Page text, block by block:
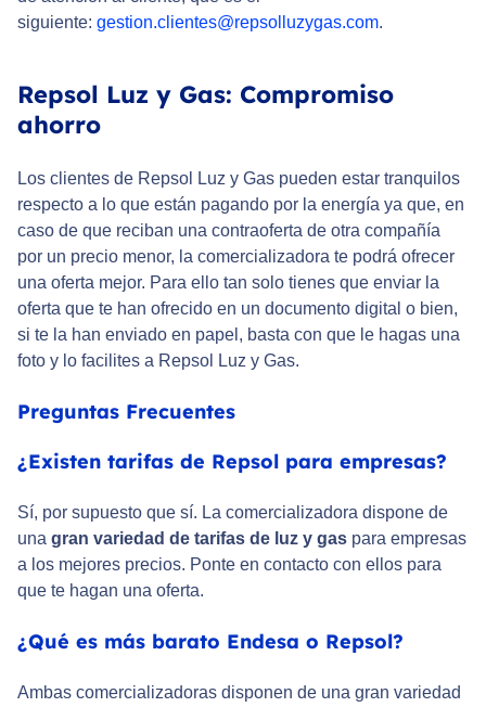
siguiente: gestion.clientes@repsolluzygas.com.
Repsol Luz y Gas: Compromiso
ahorro
Los clientes de Repsol Luz y Gas pueden estar tranquilos
respecto a lo que están pagando por la energía ya que, en
caso de que reciban una contraoferta de otra compañía
por un precio menor, la comercializadora te podrá ofrecer
una oferta mejor. Para ello tan solo tienes que enviar la
oferta que te han ofrecido en un documento digital o bien,
si te la han enviado en papel, basta con que le hagas una
foto y lo facilites a Repsol Luz y Gas.
Preguntas Frecuentes
¿Existen tarifas de Repsol para empresas?
Sí, por supuesto que sí. La comercializadora dispone de
una gran variedad de tarifas de luz y gas para empresas
a los mejores precios. Ponte en contacto con ellos para
que te hagan una oferta.
¿Qué es más barato Endesa o Repsol?
Ambas comercializadoras disponen de una gran variedad